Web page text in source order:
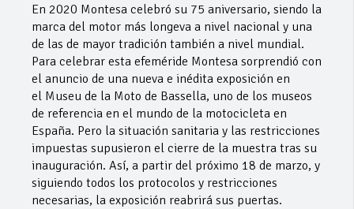
En 2020 Montesa celebró su 75 aniversario, siendo la
marca del motor más longeva a nivel nacional y una
de las de mayor tradición también a nivel mundial.
Para celebrar esta efeméride Montesa sorprendió con
el anuncio de una nueva e inédita exposición en
el Museu de la Moto de Bassella, uno de los museos
de referencia en el mundo de la motocicleta en
España. Pero la situación sanitaria y las restricciones
impuestas supusieron el cierre de la muestra tras su
inauguración. Así, a partir del próximo 18 de marzo, y
siguiendo todos los protocolos y restricciones
necesarias, la exposición reabrirá sus puertas.